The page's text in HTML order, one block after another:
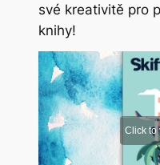
své kreativitě pro
knihy!